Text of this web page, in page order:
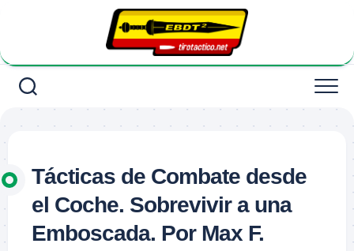
Tácticas de Combate desde
el Coche. Sobrevivir a una
Emboscada. Por Max F.